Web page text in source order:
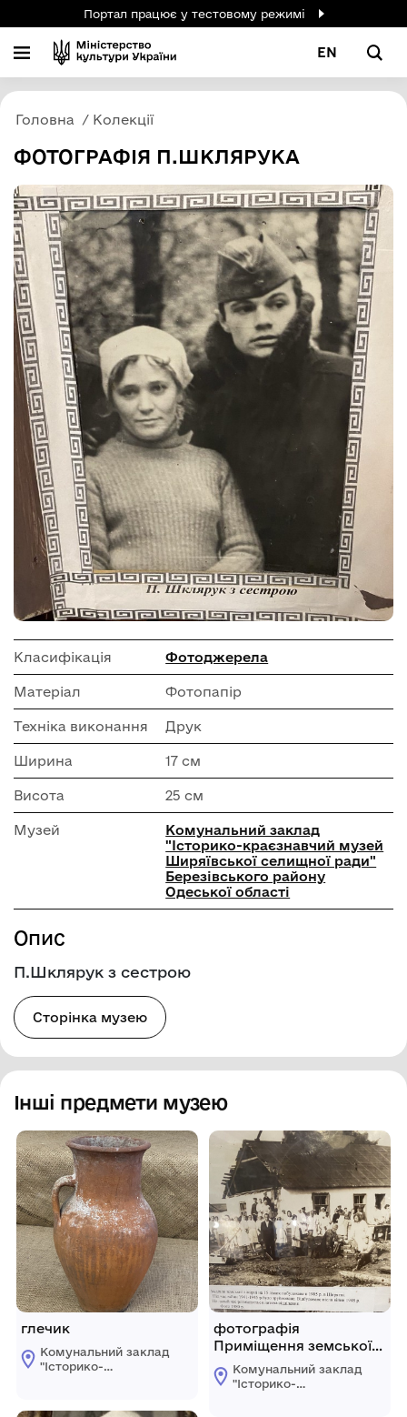
Портал працює у тестовому режимі
EN
Головна Колекції
ФОТОГРАФІЯ П.ШКЛЯРУКА
Класифікація Фотоджерела
Матеріал Фотопапір
Техніка виконання Друк
Ширина 17 см
Висота 25 см
Музей
Комунальний заклад
"Історико-краєзнавчий музей
Ширяївської селищної ради"
Березівського району
Одеської області
Опис
П.Шклярук з сестрою
Сторінка музею
Інші предмети музею
глечик
Комунальний заклад
"Історико-
селищної ради"
фотографія
Приміщення земської
лікарні
Комунальний заклад
"Історико-